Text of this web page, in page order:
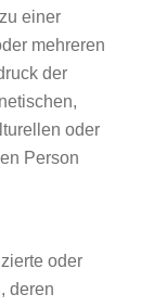
einer
mehreren
der
oder
Person
oder
deren